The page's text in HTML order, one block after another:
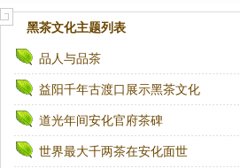
黑茶文化主题列表
品人与品茶
益阳千年古渡口展示黑茶文化
道光年间安化官府茶碑
世界最大千两茶在安化面世